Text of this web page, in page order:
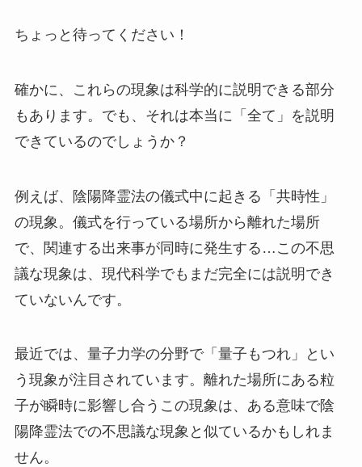
ちょっと待ってください！
確かに、これらの現象は科学的に説明できる部分
もあります。でも、それは本当に「全て」を説明
できているのでしょうか？
例えば、陰陽降霊法の儀式中に起きる「共時性」
の現象。儀式を行っている場所から離れた場所
で、関連する出来事が同時に発生する…この不思
議な現象は、現代科学でもまだ完全には説明でき
ていないんです。
最近では、量子力学の分野で「量子もつれ」とい
う現象が注目されています。離れた場所にある粒
子が瞬時に影響し合うこの現象は、ある意味で陰
陽降霊法での不思議な現象と似ているかもしれま
せん。